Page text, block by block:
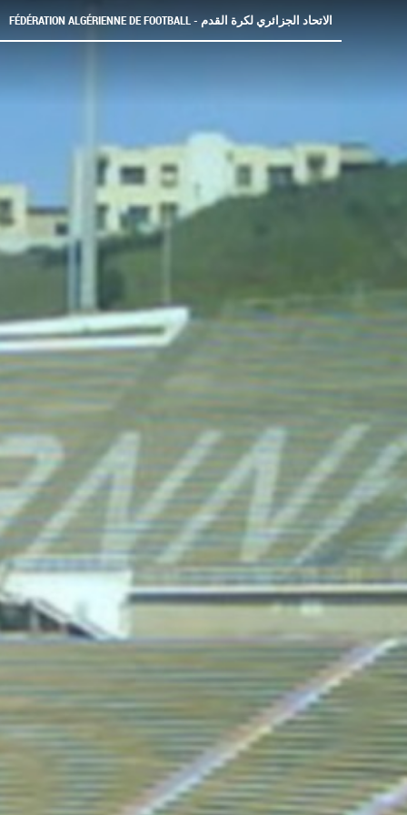
FÉDÉRATION ALGÉRIENNE DE FOOTBALL - الاتحاد الجزائري لكرة القدم